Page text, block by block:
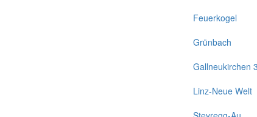
Feuerkogel
Grünbach
Gallneukirchen 3
Linz-Neue Welt